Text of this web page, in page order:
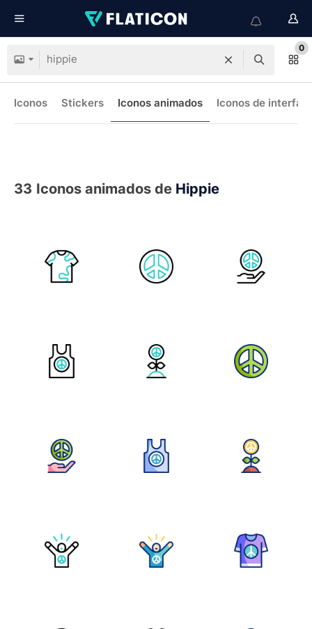
0
Iconos Stickers Iconos animados Iconos de interfaz
33 Iconos animados de Hippie